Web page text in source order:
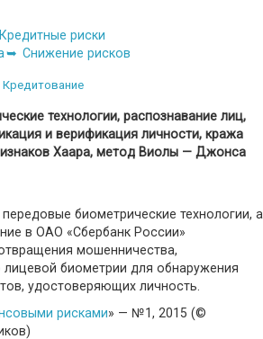
Кредитные риски
Снижение рисков
Кредитование
технологии, распознавание лиц,
и верификация личности, кража
Хаара, метод Виолы — Джонса
биометрические технологии, а
в ОАО «Сбербанк России»
мошенничества,
биометрии для обнаружения
удостоверяющих личность.
рисками» — №1, 2015 (©